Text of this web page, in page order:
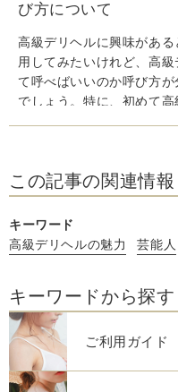
び方について
高級デリヘルに興味があ
用してみたいけれど、高
て呼べばいいのか呼び方
でしょう。特に、初めて
この記事の関連情報
キーワード
高級デリヘルの魅力
芸能人
キーワードから探す
ご利用ガイド